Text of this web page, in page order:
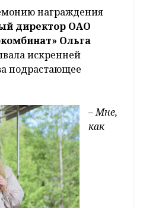
награждения
директор ОАО
Ольга
искренней
подрастающее
– Мне,
как